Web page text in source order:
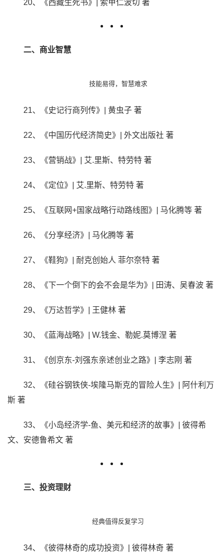
20、《西藏生死书》| 索甲仁波切 著
二、商业智慧
技能易得，智慧难求
21、《史记行商列传》| 黄虫子 著
22、《中国历代经济简史》| 外文出版社 著
23、《营销战》| 艾.里斯、特劳特 著
24、《定位》| 艾.里斯、特劳特 著
25、《互联网+国家战略行动路线图》| 马化腾等 著
26、《分享经济》| 马化腾等 著
27、《鞋狗》| 耐克创始人 菲尔奈特 著
28、《下一个倒下的会不会是华为》| 田涛、吴春波 著
29、《万达哲学》| 王健林 著
30、《蓝海战略》| W.钱金、勒妮.莫博涅 著
31、《创京东-刘强东亲述创业之路》| 李志刚 著
32、《硅谷钢铁侠-埃隆马斯克的冒险人生》| 阿什利万
斯 著
33、《小岛经济学-鱼、美元和经济的故事》| 彼得希
文、安德鲁希文 著
三、投资理财
经典值得反复学习
34、《彼得林奇的成功投资》| 彼得林奇 著